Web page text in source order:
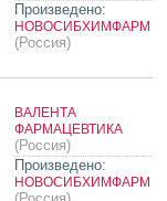
Произведено:
НОВОСИБХИМФАРМ
(Россия)
ВАЛЕНТА
ФАРМАЦЕВТИКА
(Россия)
Произведено:
НОВОСИБХИМФАРМ